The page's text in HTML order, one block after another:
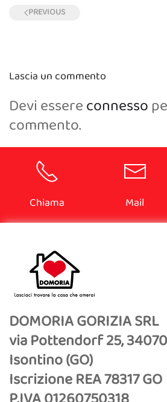
PREVIOUS
Lascia un commento
Devi essereconnesso
commento.
Chiama Mail
DOMORIA GORIZIA SRL
via Pottendorf 25,
Isontino (GO)
Iscrizione REA 78317 GO